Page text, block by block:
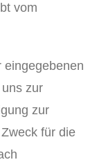
vom
eingegebenen
zur
zur
für die